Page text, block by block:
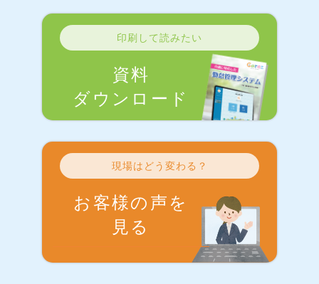
印刷して読みたい
資料
ダウンロード
現場はどう変わる？
お客様の声を
見る